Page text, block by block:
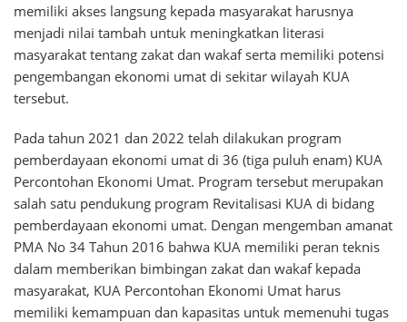
memiliki akses langsung kepada masyarakat harusnya
menjadi nilai tambah untuk meningkatkan literasi
masyarakat tentang zakat dan wakaf serta memiliki potensi
pengembangan ekonomi umat di sekitar wilayah KUA
tersebut.
Pada tahun 2021 dan 2022 telah dilakukan program
pemberdayaan ekonomi umat di 36 (tiga puluh enam) KUA
Percontohan Ekonomi Umat. Program tersebut merupakan
salah satu pendukung program Revitalisasi KUA di bidang
pemberdayaan ekonomi umat. Dengan mengemban amanat
PMA No 34 Tahun 2016 bahwa KUA memiliki peran teknis
dalam memberikan bimbingan zakat dan wakaf kepada
masyarakat, KUA Percontohan Ekonomi Umat harus
memiliki kemampuan dan kapasitas untuk memenuhi tugas